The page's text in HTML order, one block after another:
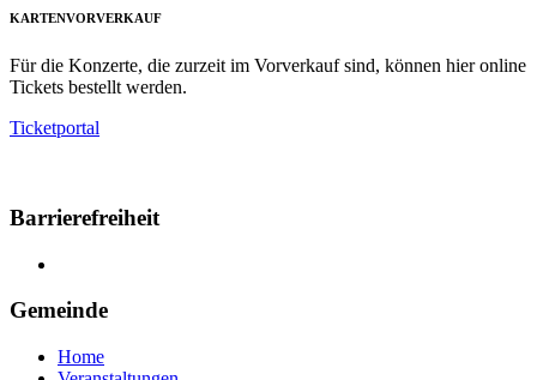
KARTENVORVERKAUF
Für die Konzerte, die zurzeit im Vorverkauf sind, können hier online
Tickets bestellt werden.
Ticketportal
Barrierefreiheit
Gemeinde
Home